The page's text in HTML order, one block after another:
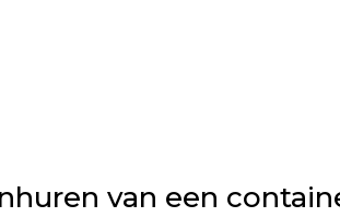
van een